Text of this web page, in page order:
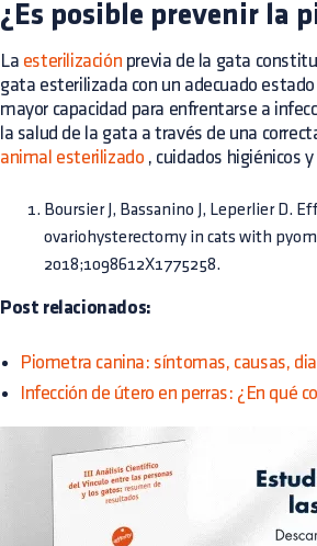
¿Es posible prevenir la
La esterilización previa de la gata
gata esterilizada con un adecuado
mayor capacidad para enfrentarse a
la salud de la gata a través de una
animal esterilizado , cuidados higiénicos
Boursier J, Bassanino J, Leperlier D.
ovariohysterectomy in cats with
2018;1098612X1775258.
Post relacionados:
Piometra canina: síntomas, causas,
Infección de útero en perras: ¿En qué